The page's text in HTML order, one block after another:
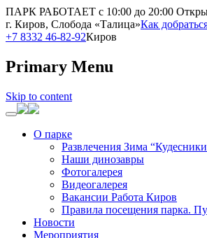
ПАРК РАБОТАЕТ с 10:00 до 20:00
г. Киров, Слобода «Талица»Как
+7 8332 46-82-92Киров
Primary Menu
Skip to content
О парке
Развлечения Зима “Кудесники
Наши динозавры
Фотогалерея
Видеогалерея
Вакансии Работа Киров
Правила посещения парка.
Новости
Мероприятия